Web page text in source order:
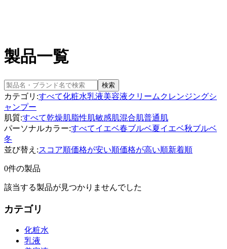
製品一覧
検索
カテゴリ:すべて化粧水乳液美容液クリーム クレンジングシ
ャンプー
肌質:すべて乾燥肌脂性肌敏感肌混合肌普通肌
パーソナルカラー:すべてイエベ春ブルベ夏イエベ秋ブルベ
冬
並び替え:スコア順価格が安い順価格が高い順新着順
0件の製品
該当する製品が見つかりませんでした
カテゴリ
化粧水
乳液